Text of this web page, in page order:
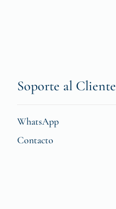
Soporte al Cliente
WhatsApp
Contacto